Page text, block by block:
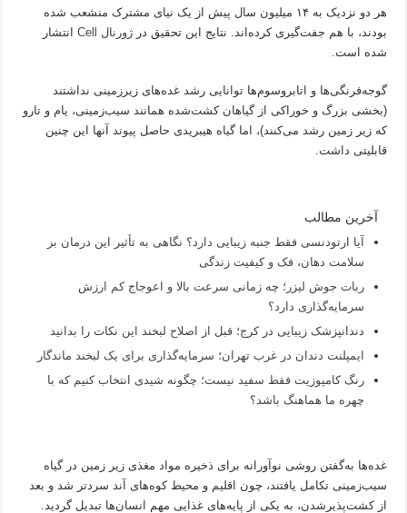
هر دو نزدیک به ۱۴ میلیون سال پیش از یک نیای مشترک منشعب شده
بودند، با هم جفت‌گیری کرده‌اند. نتایج این تحقیق درژورنال Cell
انتشار
شده است.
گوجه‌فرنگی‌ها و اتابروسوم‌ها توانایی رشد غده‌های زیرزمینی نداشتند
(بخشی بزرگ و خوراکی از گیاهان کشت‌شده همانند سیب‌زمینی، یام و تارو
که زیر زمین رشد می‌کنند)، اما گیاه هیبریدی حاصل پیوند آنها این چنین
قابلیتی داشت.
آخرین مطالب
آیا ارتودنسی فقط جنبه زیبایی دارد؟ نگاهی به تأثیر این درمان بر
سلامت دهان، فک و کیفیت زندگی
ربات جوش لیزر؛ چه زمانی سرعت بالا و اعوجاج کم ارزش
سرمایه‌گذاری دارد؟
دندانپزشک زیبایی در کرج؛ قبل از اصلاح لبخند این نکات را بدانید
ایمپلنت دندان در غرب تهران؛ سرمایه‌گذاری برای یک لبخند ماندگار
رنگ کامپوزیت فقط سفید نیست؛ چگونه شیدی انتخاب کنیم که با
چهره ما هماهنگ باشد؟
غده‌ها به‌گفتن روشی نوآورانه برای ذخیره مواد مغذی زیر زمین در گیاه
سیب‌زمینی تکامل یافتند، چون اقلیم و محیط کوه‌های آند سردتر شد و بعد
از کشت‌پذیرشدن، به یکی از پایه‌های غذایی مهم انسان‌ها تبدیل گردید.